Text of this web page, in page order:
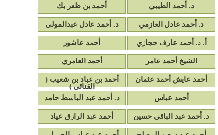
د. أحمد الطيبي أحمد بن ظفر بك
د. أحمد عادل العازمي د. أحمد عادل عبدالمولى
أ. د. أحمد عارف حجازي أحمد عاشور
الشيخ أحمد عامر أحمد العامري
أحمد عايش أحمد عثمان
أحمد بن عباد بن شعيب (
القنائي )
أحمد عباس
د. أحمد عبد الباسط حامد
د. أحمد عبد الباقي حسين أحمد عبد الرازق عياد